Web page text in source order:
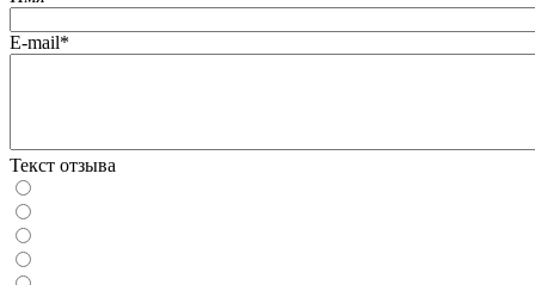
E-mail*
Текст отзыва